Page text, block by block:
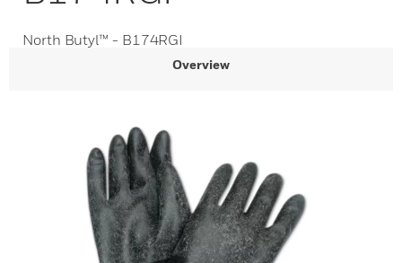
North Butyl™ - B174RGI
Overview